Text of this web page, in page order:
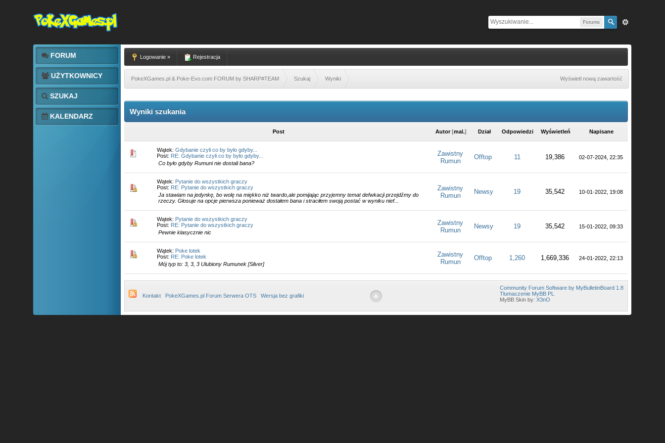
Forums
FORUM
UŻYTKOWNICY
SZUKAJ
KALENDARZ
Logowanie » Rejestracja
PokeXGames.pl & Poke-Evo.com FORUM by SHARP#TEAM Szukaj Wyniki Wyświetl nową zawartość
Wyniki szukania
Post Autor [mal.] Dział Odpowiedzi Wyświetleń Napisane
Wątek:Gdybanie czyli co by było gdyby...
Post: RE: Gdybanie czyli co by było gdyby...
Co było gdyby Rumuni nie dostali bana?
Zawistny
Rumun
Offtop 11 19,386 02-07-2024, 22:35
Wątek: Pytanie do wszystkich graczy
Post: RE: Pytanie do wszystkich graczy
Ja stawiam na jedynkę, bo wolę na miękko niż twardo,ale pomijając przyjemny temat defwkacji przejdźmy do
rzeczy. Głosuje na opcje pierwsza ponieważ dostałem bana i straciłem swoją postać w wyniku nief...
Zawistny
Rumun
Newsy 19 35,542 10-01-2022, 19:08
Wątek: Pytanie do wszystkich graczy
Post: RE: Pytanie do wszystkich graczy
Pewnie klasycznie nic
Zawistny
Rumun
Newsy 19 35,542 15-01-2022, 09:33
Wątek: Poke lotek
Post: RE: Poke lotek
Mój typ to: 3, 3, 3 Ulubiony Rumunek [Silver]
Zawistny
Rumun
Offtop 1,260 1,669,336 24-01-2022, 22:13
Kontakt PokeXGames.pl Forum Serwera OTS Wersja bez grafiki
Community Forum Software by MyBulletinBoard 1.8
Tłumaczenie MyBB PL
MyBB Skin by:X3nO